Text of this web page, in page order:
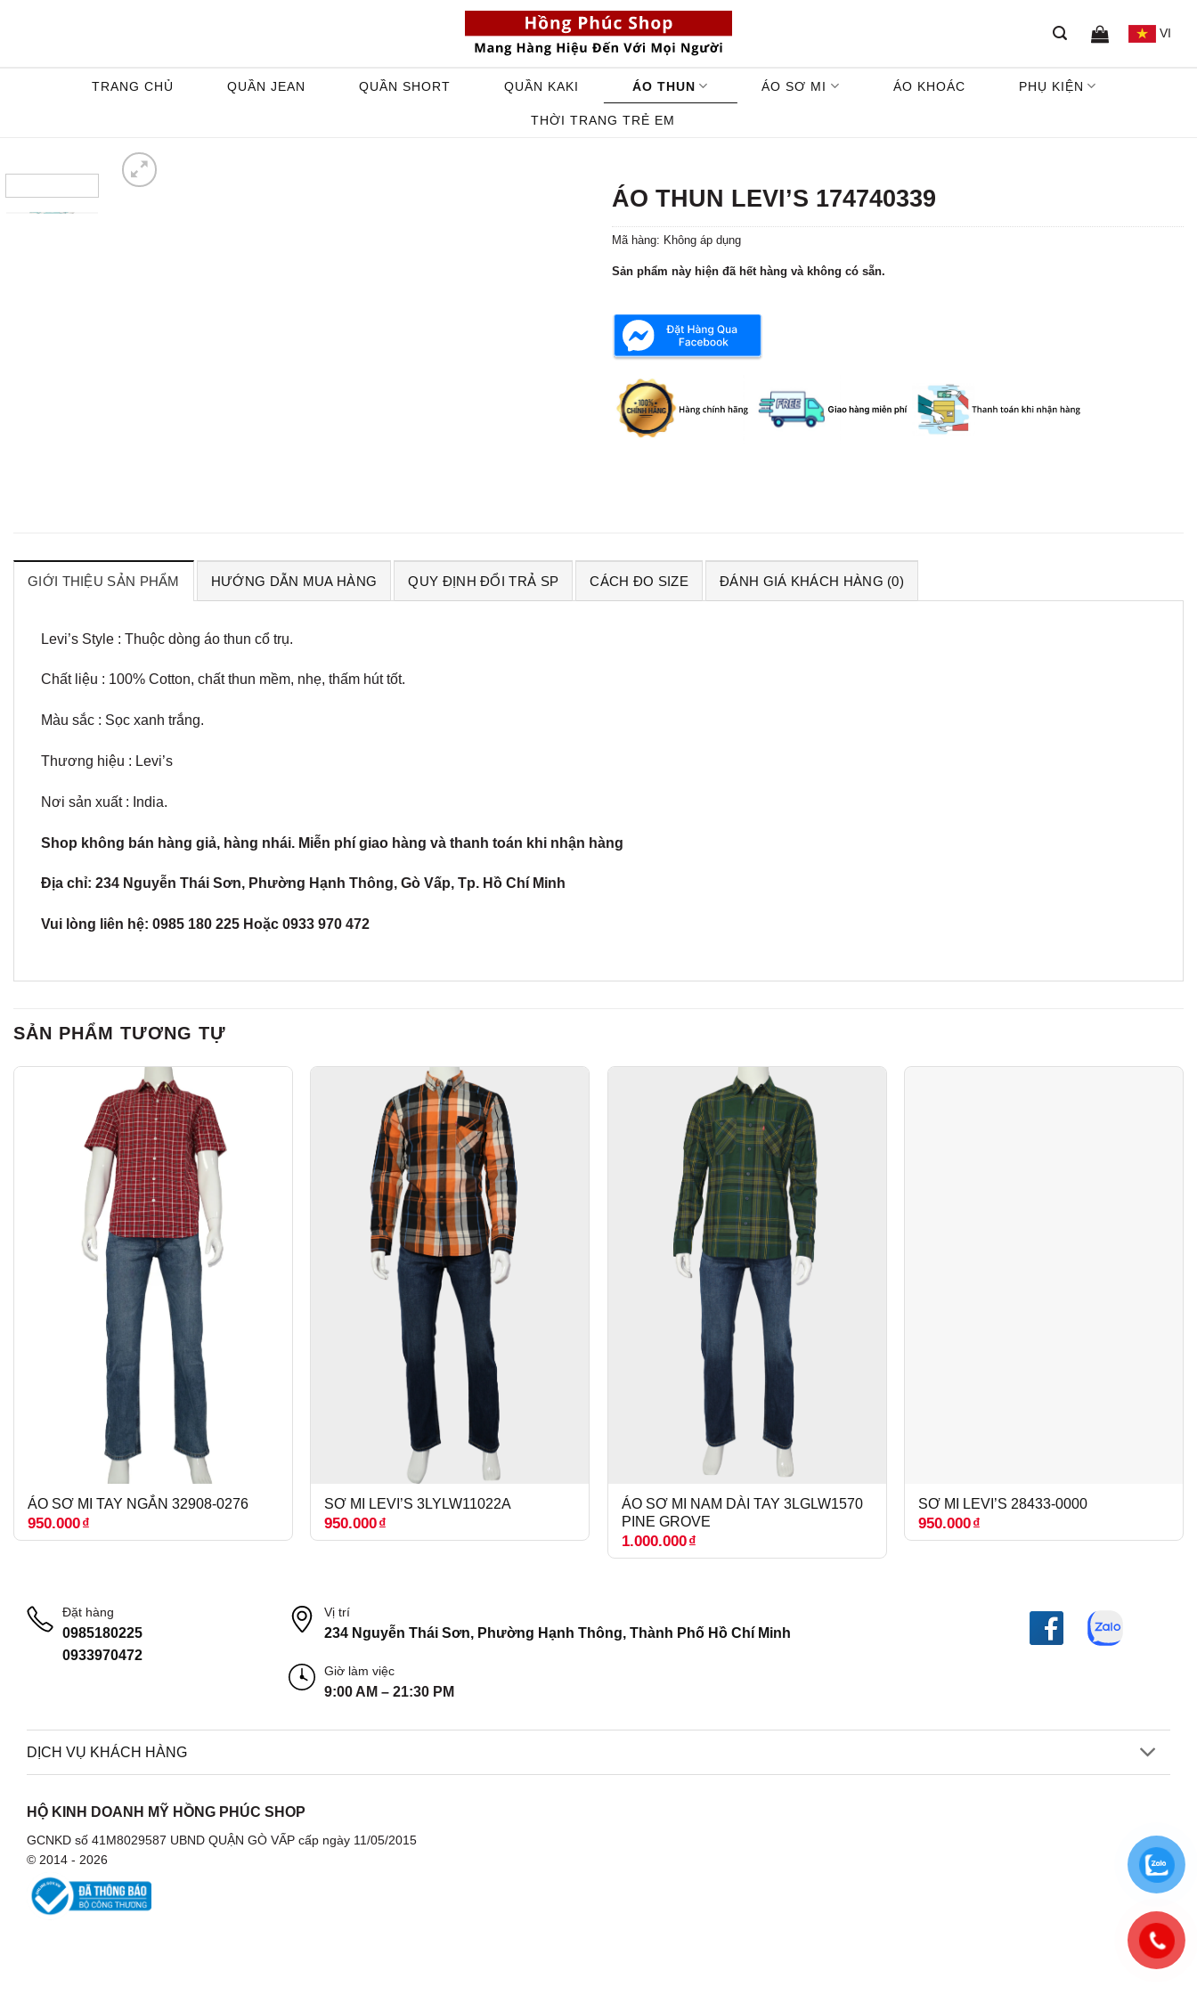
VI
TRANG CHỦ QUẦN JEAN QUẦN SHORT QUẦN KAKI ÁO THUN ÁO SƠ MI ÁO KHOÁC PHỤ KIỆN
THỜI TRANG TRẺ EM
ÁO THUN LEVI’S 174740339
Mã hàng: Không áp dụng
Sản phẩm này hiện đã hết hàng và không có sẵn.
GIỚI THIỆU SẢN PHẨM HƯỚNG DẪN MUA HÀNG QUY ĐỊNH ĐỔI TRẢ SP CÁCH ĐO SIZE ĐÁNH GIÁ KHÁCH HÀNG (0)
Levi’s Style : Thuộc dòng áo thun cổ trụ.
Chất liệu : 100% Cotton, chất thun mềm, nhẹ, thấm hút tốt.
Màu sắc : Sọc xanh trắng.
Thương hiệu : Levi’s
Nơi sản xuất : India.
Shop không bán hàng giả, hàng nhái. Miễn phí giao hàng và thanh toán khi nhận hàng
Địa chỉ: 234 Nguyễn Thái Sơn, Phường Hạnh Thông, Gò Vấp, Tp. Hồ Chí Minh
Vui lòng liên hệ: 0985 180 225 Hoặc 0933 970 472
SẢN PHẨM TƯƠNG TỰ
ÁO SƠ MI TAY NGẮN 32908-0276
950.000₫
SƠ MI LEVI’S 3LYLW11022A
950.000₫
ÁO SƠ MI NAM DÀI TAY 3LGLW1570
PINE GROVE
1.000.000₫
SƠ MI LEVI’S 28433-0000
950.000₫
Đặt hàng
0985180225
0933970472
Vị trí
234 Nguyễn Thái Sơn, Phường Hạnh Thông, Thành Phố Hồ Chí Minh
Giờ làm việc
9:00 AM – 21:30 PM
DỊCH VỤ KHÁCH HÀNG
HỘ KINH DOANH MỸ HỒNG PHÚC SHOP
GCNKD số 41M8029587 UBND QUẬN GÒ VẤP cấp ngày 11/05/2015
© 2014 - 2026